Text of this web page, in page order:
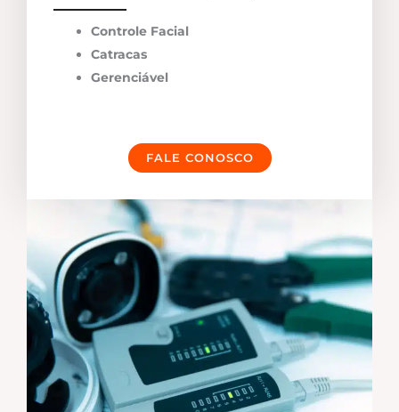
Controle Facial
Catracas
Gerenciável
FALE CONOSCO